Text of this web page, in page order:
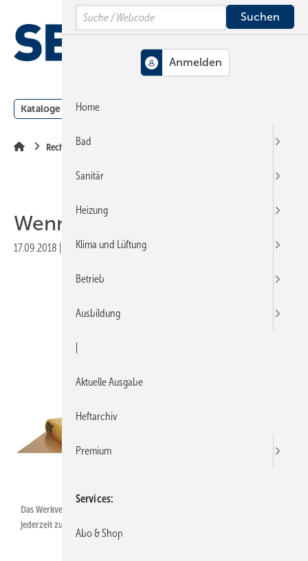
Hauptinhalt
Hauptmenü
SiteSearch
Kataloge Meldungen
Recht
Wenn sich Wege trennen
17.09.2018 Veröffentlicht inAusgabe 19-2018
Das Werkvertragsrecht räumt Handwerkern nicht das Recht ein, Verträge
jederzeit zu kündigen.
Search
Home
Bad
Sanitär
Heizung
Klima und Lüftung
Betrieb
Ausbildung
Aktuelle Ausgabe
Heftarchiv
Premium
Services
Abo & Shop